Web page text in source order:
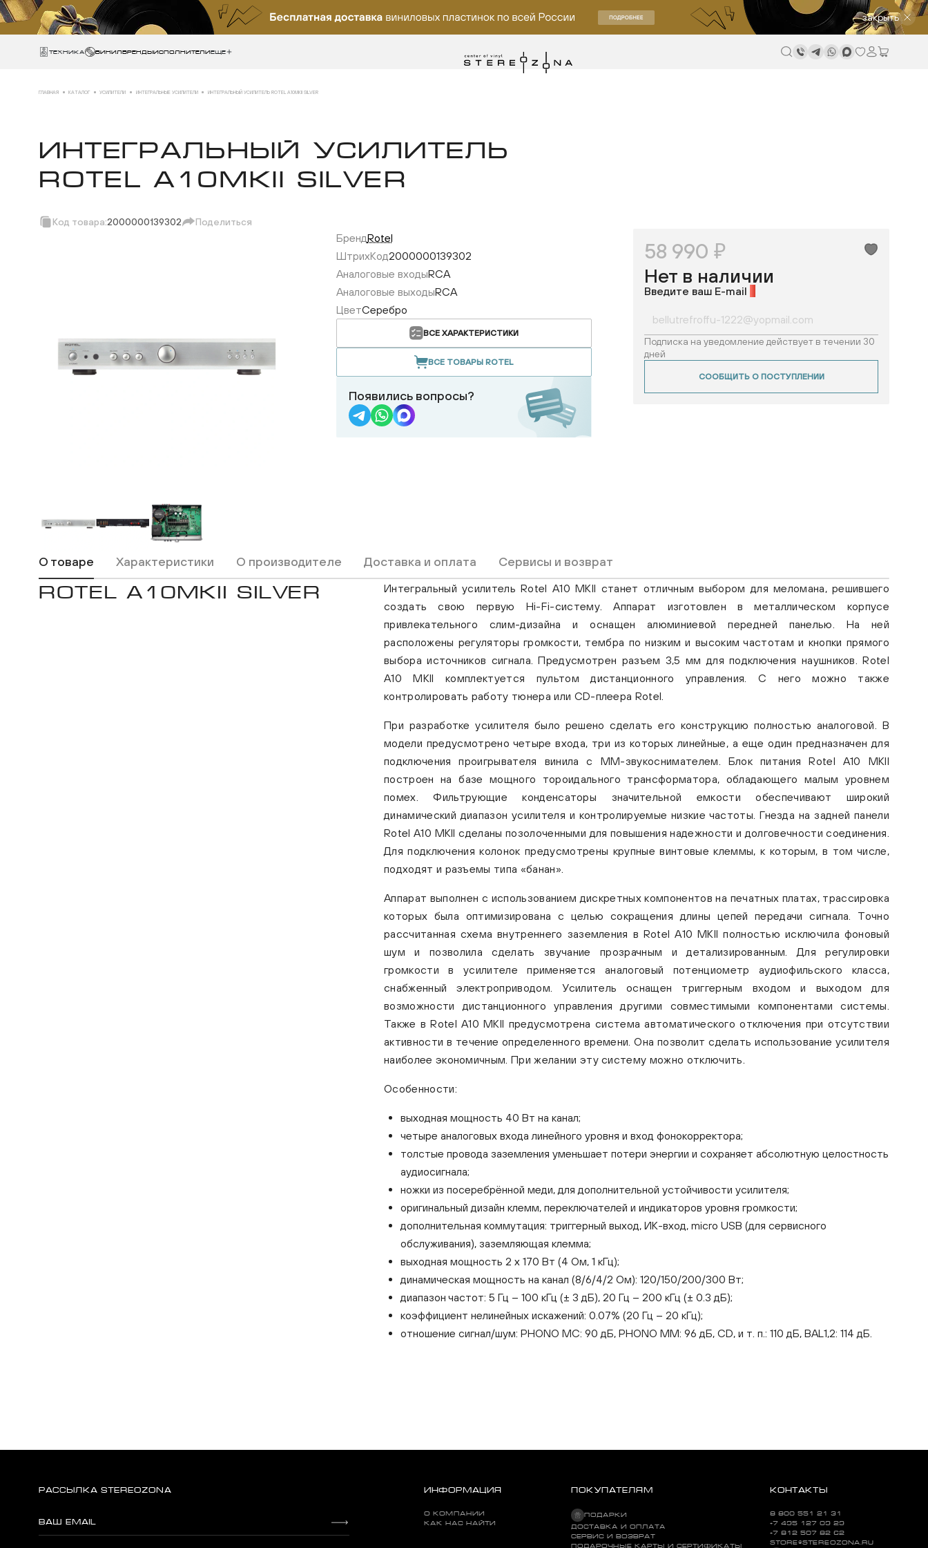
закрыть
Техника ВИНИЛБРЕНДЫИСПОЛНИТЕЛИЕще
ГЛАВНАЯ КАТАЛОГ УСИЛИТЕЛИ ИНТЕГРАЛЬНЫЕ УСИЛИТЕЛИ ИНТЕГРАЛЬНЫЙ УСИЛИТЕЛЬ ROTEL A10MKII SILVER
ИНТЕГРАЛЬНЫЙ УСИЛИТЕЛЬ
ROTEL A10MKII SILVER
Код товара:2000000139302 Поделиться
БрендRotel
ШтрихКод2000000139302
Аналоговые входыRCA
Аналоговые выходыRCA
ЦветСеребро
ВСЕ ХАРАКТЕРИСТИКИ
ВСЕ ТОВАРЫ ROTEL
Появились вопросы?
58 990 ₽
Нет в наличии
Введите ваш E-mail
Подписка на уведомление действует в течении 30
дней
СООБЩИТЬ О ПОСТУПЛЕНИИ
О товаре Характеристики О производителе Доставка и оплата Сервисы и возврат
ROTEL A10MKII SILVER
Интегральный усилитель Rotel A10 MKII станет отличным выбором для меломана, решившего
создать свою первую Hi-Fi-систему. Аппарат изготовлен в металлическом корпусе
привлекательного слим-дизайна и оснащен алюминиевой передней панелью. На ней
расположены регуляторы громкости, тембра по низким и высоким частотам и кнопки прямого
выбора источников сигнала. Предусмотрен разъем 3,5 мм для подключения наушников. Rotel
A10 MKII комплектуется пультом дистанционного управления. С него можно также
контролировать работу тюнера или CD-плеера Rotel.
При разработке усилителя было решено сделать его конструкцию полностью аналоговой. В
модели предусмотрено четыре входа, три из которых линейные, а еще один предназначен для
подключения проигрывателя винила с MM-звукоснимателем. Блок питания Rotel A10 MKII
построен на базе мощного тороидального трансформатора, обладающего малым уровнем
помех. Фильтрующие конденсаторы значительной емкости обеспечивают широкий
динамический диапазон усилителя и контролируемые низкие частоты. Гнезда на задней панели
Rotel A10 MKII сделаны позолоченными для повышения надежности и долговечности соединения.
Для подключения колонок предусмотрены крупные винтовые клеммы, к которым, в том числе,
подходят и разъемы типа «банан».
Аппарат выполнен c использованием дискретных компонентов на печатных платах, трассировка
которых была оптимизирована с целью сокращения длины цепей передачи сигнала. Точно
рассчитанная схема внутреннего заземления в Rotel A10 MKII полностью исключила фоновый
шум и позволила сделать звучание прозрачным и детализированным. Для регулировки
громкости в усилителе применяется аналоговый потенциометр аудиофильского класса,
снабженный электроприводом. Усилитель оснащен триггерным входом и выходом для
возможности дистанционного управления другими совместимыми компонентами системы.
Также в Rotel A10 MKII предусмотрена система автоматического отключения при отсутствии
активности в течение определенного времени. Она позволит сделать использование усилителя
наиболее экономичным. При желании эту систему можно отключить.
Особенности:
выходная мощность 40 Вт на канал;
четыре аналоговых входа линейного уровня и вход фонокорректора;
толстые провода заземления уменьшает потери энергии и сохраняет абсолютную целостность
аудиосигнала;
ножки из посеребрённой меди, для дополнительной устойчивости усилителя;
оригинальный дизайн клемм, переключателей и индикаторов уровня громкости;
дополнительная коммутация: триггерный выход, ИК-вход, micro USB (для сервисного
обслуживания), заземляющая клемма;
выходная мощность 2 х 170 Вт (4 Ом, 1 кГц);
динамическая мощность на канал (8/6/4/2 Ом): 120/150/200/300 Вт;
диапазон частот: 5 Гц – 100 кГц (± 3 дБ), 20 Гц – 200 кГц (± 0.3 дБ);
коэффициент нелинейных искажений: 0.07% (20 Гц – 20 кГц);
отношение сигнал/шум: PHONO MC: 90 дБ, PHONO MM: 96 дБ, CD, и т. п.: 110 дБ, BAL1,2: 114 дБ.
РАССЫЛКА STEREOZONA ИНФОРМАЦИЯ
О КОМПАНИИ
КАК НАС НАЙТИ
ПОКУПАТЕЛЯМ
ПОДАРКИ
ДОСТАВКА И ОПЛАТА
СЕРВИС И ВОЗВРАТ
ПОДАРОЧНЫЕ КАРТЫ И СЕРТИФИКАТЫ
КОНТАКТЫ
8 800 551 21 31
+7 495 127 09 29
+7 812 507 82 62
STORE@STEREOZONA.RU